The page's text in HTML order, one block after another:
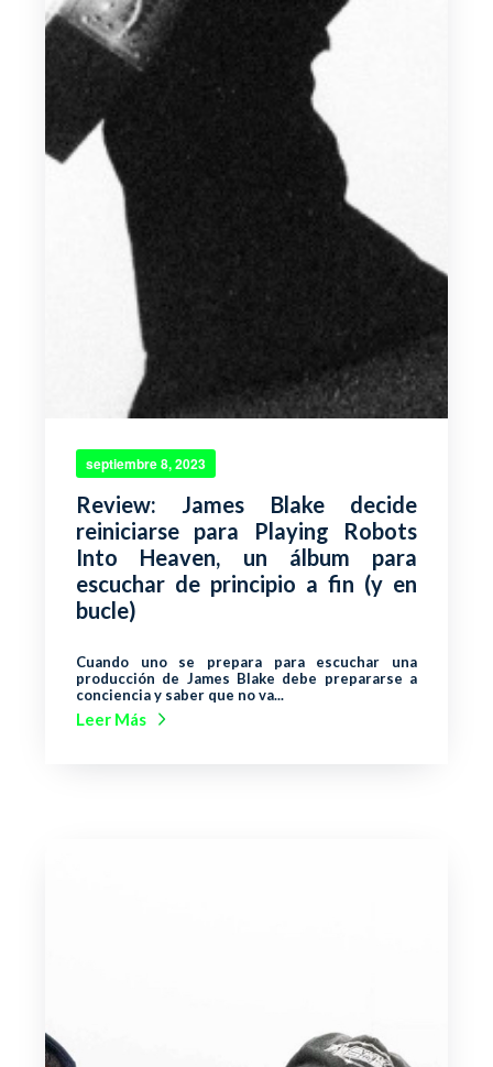
septiembre 8, 2023
Review: James Blake decide
reiniciarse para Playing Robots
Into Heaven, un álbum para
escuchar de principio a fin (y en
bucle)
Cuando uno se prepara para escuchar una
producción de James Blake debe prepararse a
conciencia y saber que no va...
Leer Más